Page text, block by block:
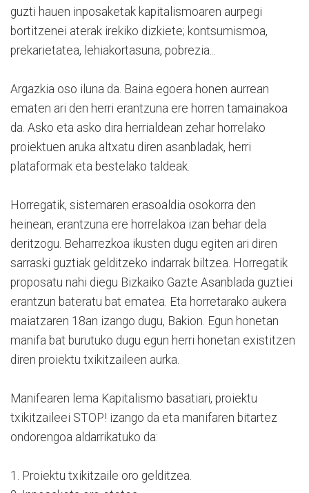
guzti hauen inposaketak kapitalismoaren aurpegi
bortitzenei aterak irekiko dizkiete; kontsumismoa,
prekarietatea, lehiakortasuna, pobrezia...
Argazkia oso iluna da. Baina egoera honen aurrean
ematen ari den herri erantzuna ere horren tamainakoa
da. Asko eta asko dira herrialdean zehar horrelako
proiektuen aruka altxatu diren asanbladak, herri
plataformak eta bestelako taldeak.
Horregatik, sistemaren erasoaldia osokorra den
heinean, erantzuna ere horrelakoa izan behar dela
deritzogu. Beharrezkoa ikusten dugu egiten ari diren
sarraski guztiak gelditzeko indarrak biltzea. Horregatik
proposatu nahi diegu Bizkaiko Gazte Asanblada guztiei
erantzun bateratu bat ematea. Eta horretarako aukera
maiatzaren 18an izango dugu, Bakion. Egun honetan
manifa bat burutuko dugu egun herri honetan existitzen
diren proiektu txikitzaileen aurka.
Manifearen lema Kapitalismo basatiari, proiektu
txikitzaileei STOP! izango da eta manifaren bitartez
ondorengoa aldarrikatuko da:
1. Proiektu txikitzaile oro gelditzea.